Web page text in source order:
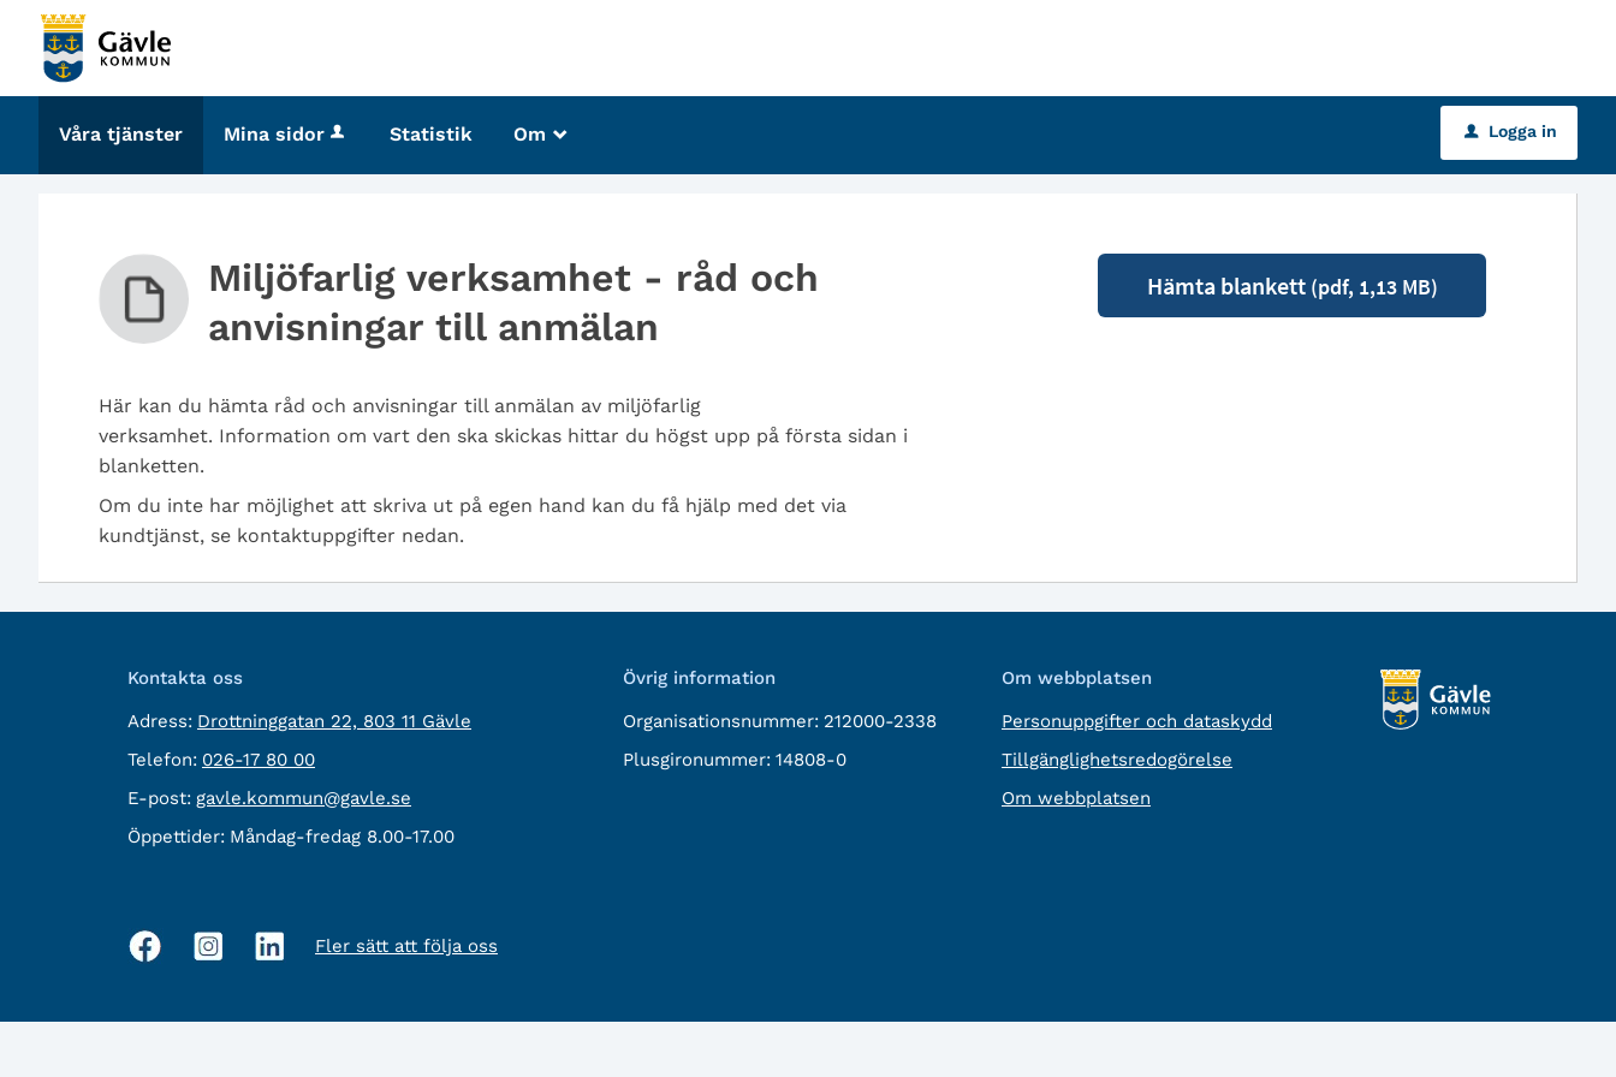
Välkommen
tjänster
Gävle
kommun
Våra tjänster Mina sidor Statistik Om _ u Logga in
Miljöfarlig verksamhet - råd och
anvisningar till anmälan
Här kan du hämta råd och anvisningar till anmälan av miljöfarlig
verksamhet. Information om vart den ska skickas hittar du högst upp på första sidan i
blanketten.
Om du inte har möjlighet att skriva ut på egen hand kan du få hjälp med det via
kundtjänst, se kontaktuppgifter nedan.
Hämta blankett(pdf, 1,13 MB)
Kontakta oss
Adress: besöksadress:
Drottninggatan 22, 803 11 Gävle
Telefon: Telefon:
026-17 80 00
E-post: E-
post:
gavle.kommun@gavle.se
Öppettider: Måndag-fredag 8.00-17.00
Övrig information
Organisationsnummer: 212000-2338
Plusgironummer: 14808-0
Om webbplatsen
Personuppgifter och dataskydd
Tillgänglighetsredogörelse
Om webbplatsen
Sociala
Fler sätt att följa oss